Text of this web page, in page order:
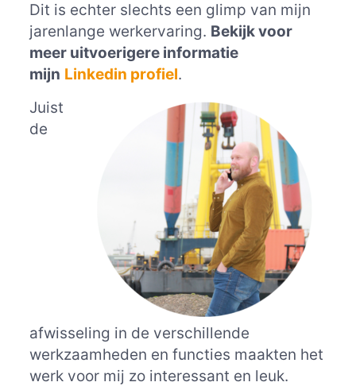
Dit is echter slechts een glimp van mijn
jarenlange werkervaring. Bekijk voor
meer uitvoerigere informatie
mijn Linkedin profiel.
Juist
de
afwisseling in de verschillende
werkzaamheden en functies maakten het
werk voor mij zo interessant en leuk.